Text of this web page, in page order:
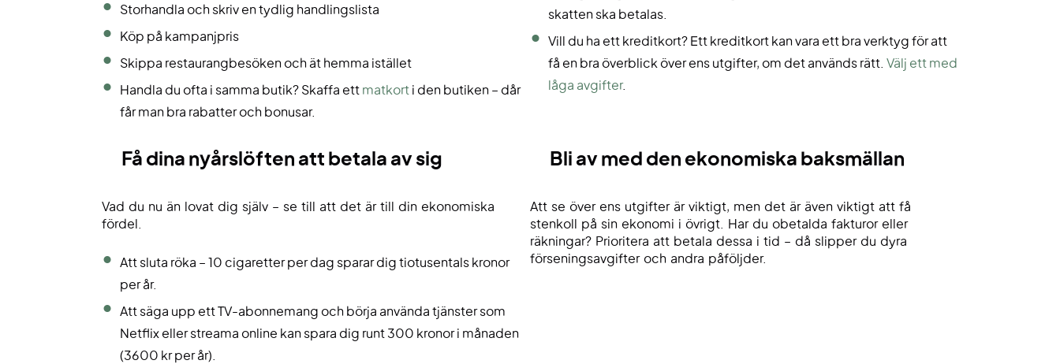
Storhandla och skriv en tydlig handlingslista
Köp på kampanjpris
Skippa restaurangbesöken och ät hemma istället
Handla du ofta i samma butik? Skaffa ett matkort i den butiken – dår
får man bra rabatter och bonusar.
skatten ska betalas.
Vill du ha ett kreditkort? Ett kreditkort kan vara ett bra verktyg för att
få en bra överblick över ens utgifter, om det används rätt. Välj ett med
låga avgifter.
Få dina nyårslöften att betala av sig
Vad du nu än lovat dig själv – se till att det är till din ekonomiska
fördel.
Att sluta röka – 10 cigaretter per dag sparar dig tiotusentals kronor
per år.
Att säga upp ett TV-abonnemang och börja använda tjänster som
Netflix eller streama online kan spara dig runt 300 kronor i månaden
(3600 kr per år).
Bli av med den ekonomiska baksmällan
Att se över ens utgifter är viktigt, men det är även viktigt att få
stenkoll på sin ekonomi i övrigt. Har du obetalda fakturor eller
räkningar? Prioritera att betala dessa i tid – då slipper du dyra
förseningsavgifter och andra påföljder.